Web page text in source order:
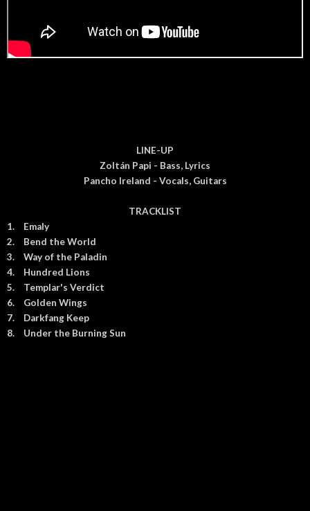
LINE-UP
Zoltán Papi - Bass, Lyrics
Pancho Ireland - Vocals, Guitars
TRACKLIST
1.
Emaly
2.
Bend the World
3.
Way of the Paladin
4.
Hundred Lions
5.
Templar's Verdict
6.
Golden Wings
7.
Darkfang Keep
8.
Under the Burning Sun